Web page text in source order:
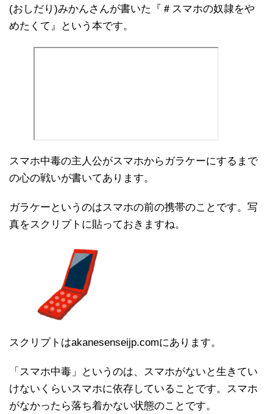
(おしだり)みかんさんが書いた『＃スマホの奴隷をや
めたくて』という本です。
スマホ中毒の主人公がスマホからガラケーにするまで
の心の戦いが書いてあります。
ガラケーというのはスマホの前の携帯のことです。写
真をスクリプトに貼っておきますね。
スクリプトはakanesenseijp.comにあります。
「スマホ中毒」というのは、スマホがないと生きてい
けないくらいスマホに依存していることです。スマホ
がなかったら落ち着かない状態のことです。